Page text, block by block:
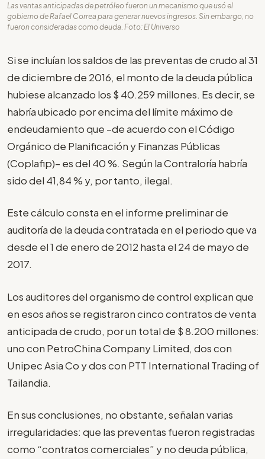
Las ventas anticipadas de petróleo fueron un mecanismo que usó el
gobierno de Rafael Correa para generar nuevos ingresos. Sin embargo, no
fueron consideradas como deuda. Foto: El Universo
Si se incluían los saldos de las preventas de crudo al 31
de diciembre de 2016, el monto de la deuda pública
hubiese alcanzado los $ 40.259 millones. Es decir, se
habría ubicado por encima del límite máximo de
endeudamiento que –de acuerdo con el Código
Orgánico de Planificación y Finanzas Públicas
(Coplafip)– es del 40 %. Según la Contraloría habría
sido del 41,84 % y, por tanto, ilegal.
Este cálculo consta en el informe preliminar de
auditoría de la deuda contratada en el periodo que va
desde el 1 de enero de 2012 hasta el 24 de mayo de
2017.
Los auditores del organismo de control explican que
en esos años se registraron cinco contratos de venta
anticipada de crudo, por un total de $ 8.200 millones:
uno con PetroChina Company Limited, dos con
Unipec Asia Co y dos con PTT International Trading of
Tailandia.
En sus conclusiones, no obstante, señalan varias
irregularidades: que las preventas fueron registradas
como “contratos comerciales” y no deuda pública,